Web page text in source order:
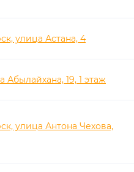
улица Астана, 4
Абылайхана, 19, 1 этаж
улица Антона Чехова,